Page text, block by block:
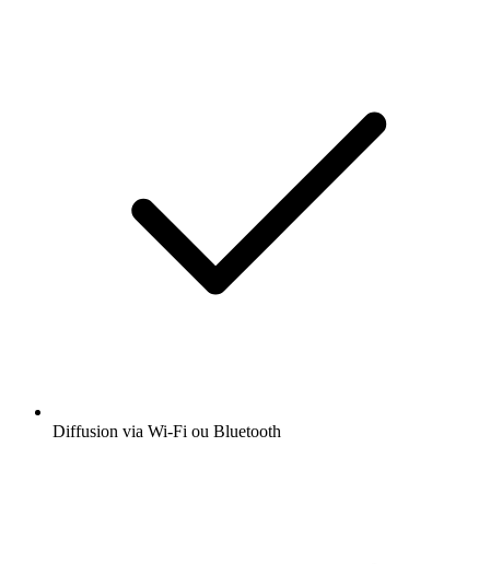
Diffusion via Wi-Fi ou Bluetooth